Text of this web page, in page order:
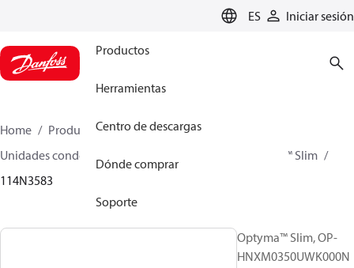
ES Iniciar sesión
Productos
Herramientas
Centro de descargas
Dónde comprar
Soporte
Home Productos
Climate Solutions for cooling
Unidades condensadoras
Optyma™ Slim
114N3583
Optyma™ Slim, OP-
HNXM0350UWK000N